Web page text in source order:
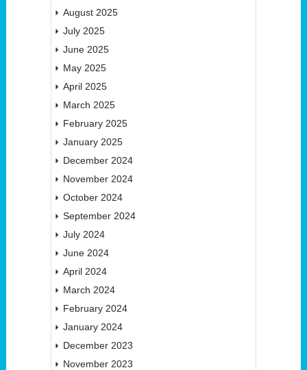
August 2025
July 2025
June 2025
May 2025
April 2025
March 2025
February 2025
January 2025
December 2024
November 2024
October 2024
September 2024
July 2024
June 2024
April 2024
March 2024
February 2024
January 2024
December 2023
November 2023